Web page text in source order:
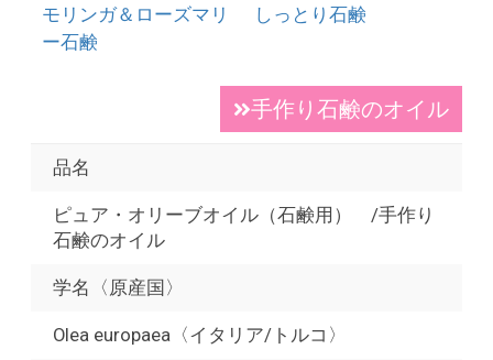
モリンガ＆ローズマリ
ー石鹸
しっとり石鹸
手作り石鹸のオイル
品名
ピュア・オリーブオイル（石鹸用） /手作り
石鹸のオイル
学名〈原産国〉
Olea europaea〈イタリア/トルコ〉